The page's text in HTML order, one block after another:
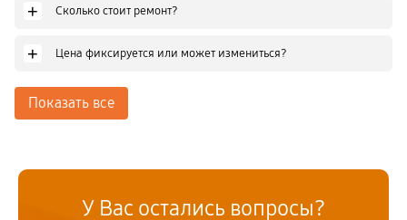
+ Сколько стоит ремонт?
+ Цена фиксируется или может измениться?
Показать все
У Вас остались вопросы?